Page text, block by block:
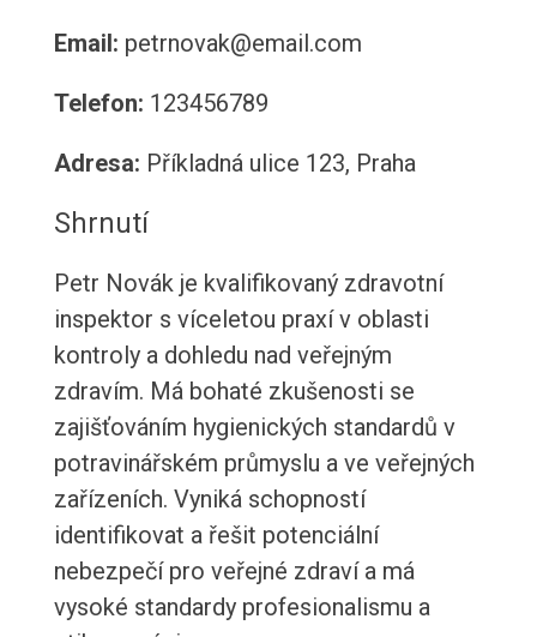
Email: petrnovak@email.com
Telefon: 123456789
Adresa: Příkladná ulice 123, Praha
Shrnutí
Petr Novák je kvalifikovaný zdravotní
inspektor s víceletou praxí v oblasti
kontroly a dohledu nad veřejným
zdravím. Má bohaté zkušenosti se
zajišťováním hygienických standardů v
potravinářském průmyslu a ve veřejných
zařízeních. Vyniká schopností
identifikovat a řešit potenciální
nebezpečí pro veřejné zdraví a má
vysoké standardy profesionalismu a